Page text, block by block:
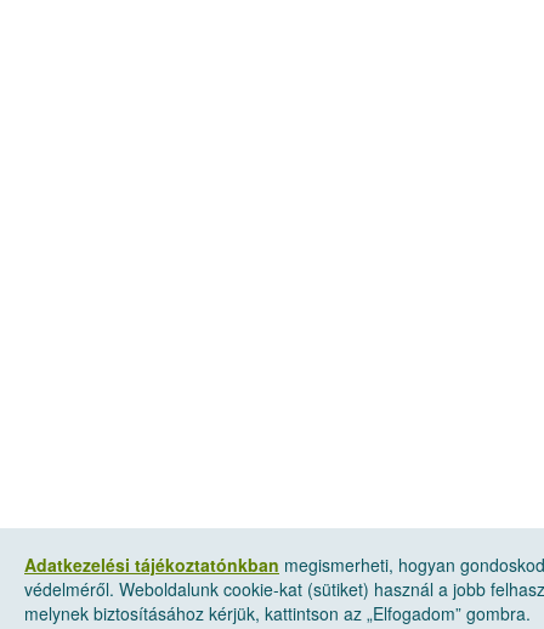
Adatkezelési tájékoztatónkban megismerheti, hogyan
védelméről. Weboldalunk cookie-kat (sütiket) használ a jobb
melynek biztosításához kérjük, kattintson az „Elfogadom” gombra.